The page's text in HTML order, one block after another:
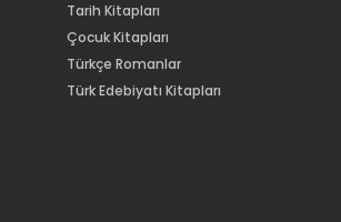
Tarih Kitapları
Çocuk Kitapları
Türkçe Romanlar
Türk Edebiyatı Kitapları